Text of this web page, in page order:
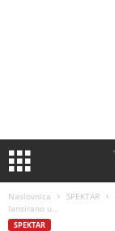
Naslovnica SPEKTAR
lansirano u...
SPEKTAR